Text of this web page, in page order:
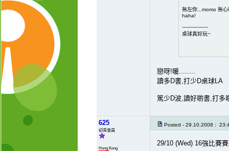
無左你...momo 無
haha!
-----------------
桌球真好玩~
戀呀!暖........
讀多D書,打少D桌球LA
篤少D波,讀好啲書,打多
625
初青會員
Hong Kong
Posted - 29.10.2008 :
29/10 (Wed) 16強比賽